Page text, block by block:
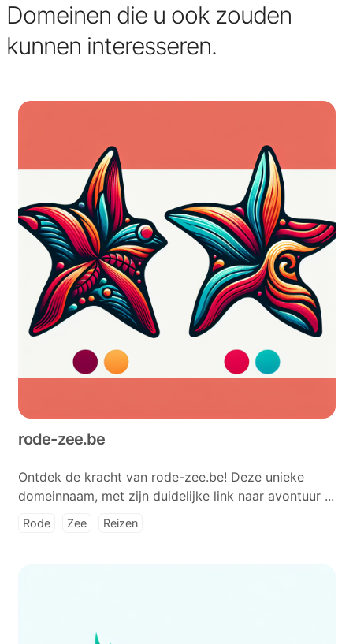
Domeinen die u ook zouden
kunnen interesseren.
rode-zee.be
Ontdek de kracht van rode-zee.be! Deze unieke
domeinnaam, met zijn duidelijke link naar avontuur ...
Rode Zee Reizen